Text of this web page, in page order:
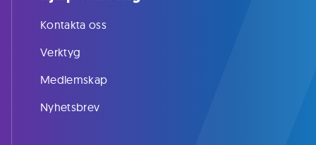
Kontakta oss
Verktyg
Medlemskap
Nyhetsbrev